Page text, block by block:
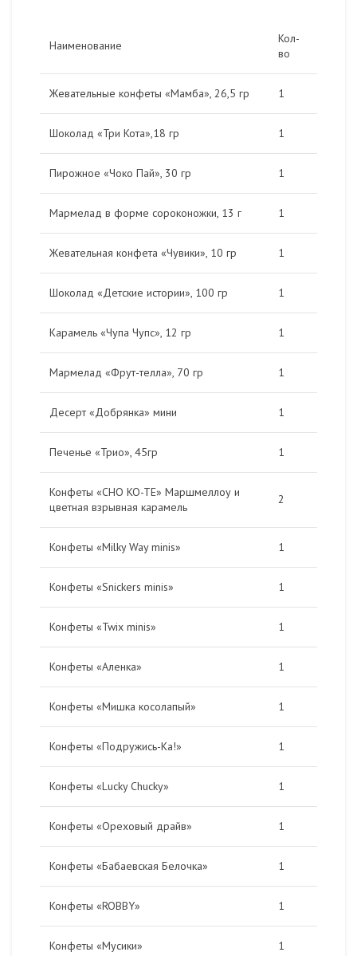
Наименование
Кол-
во
Жевательные конфеты «Мамба», 26,5 гр 1
Шоколад «Три Кота»,18 гр 1
Пирожное «Чоко Пай», 30 гр 1
Мармелад в форме сороконожки, 13 г 1
Жевательная конфета «Чувики», 10 гр 1
Шоколад «Детские истории», 100 гр 1
Карамель «Чупа Чупс», 12 гр 1
Мармелад «Фрут-телла», 70 гр 1
Десерт «Добрянка» мини 1
Печенье «Трио», 45гр 1
Конфеты «CHO KO-TE» Маршмеллоу и
цветная взрывная карамель
2
Конфеты «Milky Way minis» 1
Конфеты «Snickers minis» 1
Конфеты «Twix minis» 1
Конфеты «Аленка» 1
Конфеты «Мишка косолапый» 1
Конфеты «Подружись-Ка!» 1
Конфеты «Lucky Сhucky» 1
Конфеты «Ореховый драйв» 1
Конфеты «Бабаевская Белочка» 1
Конфеты «ROBBY» 1
Конфеты «Мусики» 1